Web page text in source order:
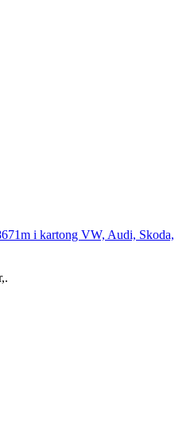
i kartong VW, Audi, Skoda,
,.